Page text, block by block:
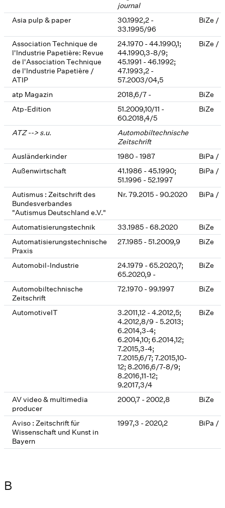
journal
Asia pulp & paper
30.1992,2 -
33.1995/96
BiZe /
Association Technique de
l'Industrie Papetière: Revue
de l'Association Technique
de l'Industrie Papetière /
ATIP
24.1970 - 44.1990,1;
44.1990,3-8/9;
45.1991 - 46.1992;
47.1993,2 -
57.2003/04,5
BiZe /
atp Magazin 2018,6/7 -
BiZe
Atp-Edition
51.2009,10/11 -
60.2018,4/5
BiZe
ATZ --> s.u.
Automobiltechnische
Zeitschrift
Ausländerkinder
1980 - 1987
BiPa /
Außenwirtschaft
41.1986 - 45.1990;
51.1996 - 52.1997
BiPa /
Autismus : Zeitschrift des
Bundesverbandes
"Autismus Deutschland e.V."
Nr. 79.2015 - 90.2020 BiPa /
Automatisierungstechnik 33.1985 - 68.2020
BiZe
Automatisierungstechnische
Praxis
27.1985 - 51.2009,9 BiZe
Automobil-Industrie
24.1979 - 65.2020,7;
65.2020,9 -
BiZe
Automobiltechnische
Zeitschrift
72.1970 - 99.1997 BiZe
AutomotiveIT
3.2011,12 - 4.2012,5;
4.2012,8/9 - 5.2013;
6.2014,3-4;
6.2014,10; 6.2014,12;
7.2015,3-4;
7.2015,6/7; 7.2015,10-
12; 8.2016,6/7-8/9;
8.2016,11-12;
9.2017,3/4
BiZe
AV video & multimedia
producer
2000,7 - 2002,8 BiZe
Aviso : Zeitschrift für
Wissenschaft und Kunst in
Bayern
1997,3 - 2020,2 BiPa /
B